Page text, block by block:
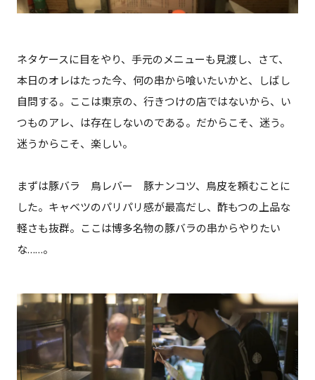
ネタケースに目をやり、手元のメニューも見渡し、さて、
本日のオレはたった今、何の串から喰いたいかと、しばし
自問する。ここは東京の、行きつけの店ではないから、い
つものアレ、は存在しないのである。だからこそ、迷う。
迷うからこそ、楽しい。
まずは豚バラ 鳥レバー 豚ナンコツ、鳥皮を頼むことに
した。キャベツのパリパリ感が最高だし、酢もつの上品な
軽さも抜群。ここは博多名物の豚バラの串からやりたい
な……。